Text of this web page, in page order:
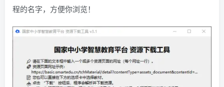
程的名字，方便你浏览！